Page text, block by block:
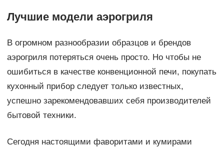
Лучшие модели аэрогриля
В огромном разнообразии образцов и брендов
аэрогриля потеряться очень просто. Но чтобы не
ошибиться в качестве конвенционной печи, покупать
кухонный прибор следует только известных,
успешно зарекомендовавших себя производителей
бытовой техники.
Сегодня настоящими фаворитами и кумирами